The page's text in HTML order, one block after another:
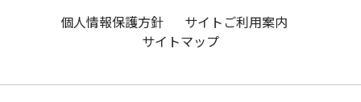
個人情報保護方針
サイトご利用案内
サイトマップ